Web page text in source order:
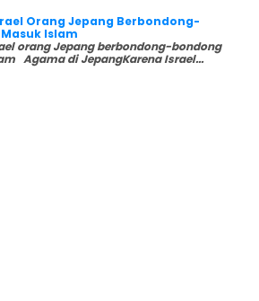
Orang Jepang Berbondong-
Islam
orang Jepang berbondong-bondong
Agama di JepangKarena Israel...